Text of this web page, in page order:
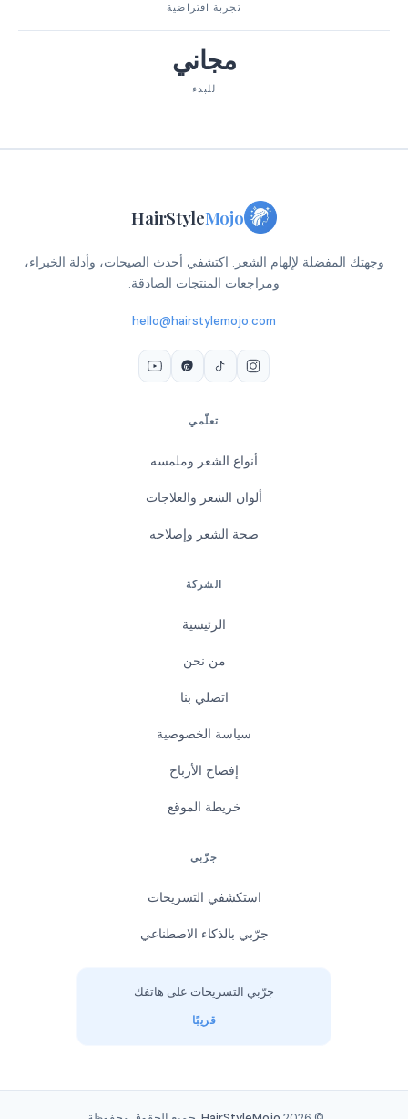
تجربة افتراضية
مجاني
للبدء
HairStyleMojo
وجهتك المفضلة لإلهام الشعر. اكتشفي أحدث الصيحات، وأدلة الخبراء،
ومراجعات المنتجات الصادقة.
hello@hairstylemojo.com
تعلّمي
أنواع الشعر وملمسه
ألوان الشعر والعلاجات
صحة الشعر وإصلاحه
الشركة
الرئيسية
من نحن
اتصلي بنا
سياسة الخصوصية
إفصاح الأرباح
خريطة الموقع
جرّبي
استكشفي التسريحات
جرّبي بالذكاء الاصطناعي
جرّبي التسريحات على هاتفك
قريبًا